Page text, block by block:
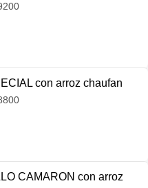
con arroz chaufan
CAMARON con arroz